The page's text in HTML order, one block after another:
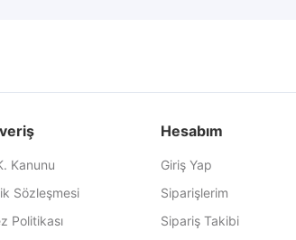
Kanunu
Sözleşmesi
Politikası
Hesabım
Giriş Yap
Siparişlerim
Sipariş Takibi